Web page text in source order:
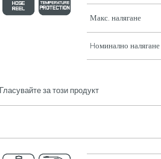
Макс. налягане
Hоминално налягане
Гласувайте за този продукт